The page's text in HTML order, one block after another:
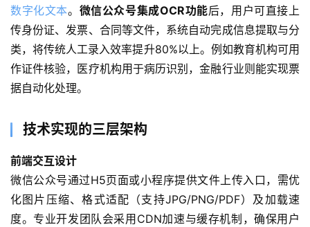
数字化文本。 微信公众号集成OCR功能后，用户可直接上
传身份证、发票、合同等文件，系统自动完成信息提取与分
类，将传统人工录入效率提升80%以上。例如教育机构可用
作证件核验，医疗机构用于病历识别，金融行业则能实现票
据自动化处理。
技术实现的三层架构
前端交互设计
微信公众号通过H5页面或小程序提供文件上传入口，需优
化图片压缩、格式适配（支持JPG/PNG/PDF）及加载速
度。专业开发团队会采用CDN加速与缓存机制，确保用户